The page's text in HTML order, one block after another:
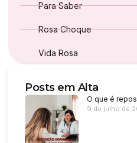
Para Saber
Rosa Choque
Vida Rosa
Posts em Alta
O que é
9 de julho de